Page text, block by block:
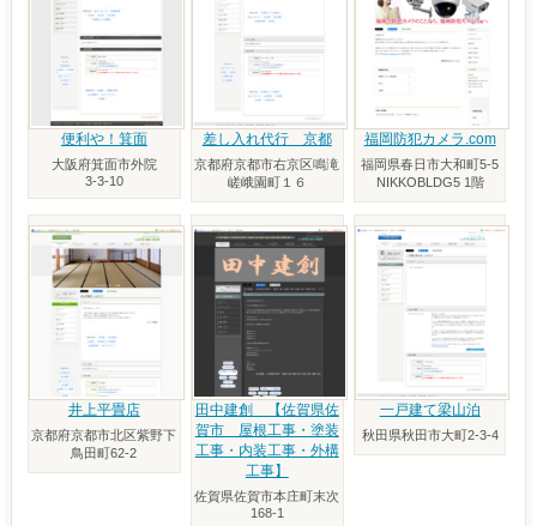
便利や！箕面
大阪府箕面市外院
3-3-10
差し入れ代行 京都
京都府京都市右京区鳴滝
嵯峨園町１６
福岡防犯カメラ.com
福岡県春日市大和町5-5
NIKKOBLDG5 1階
井上平畳店
京都府京都市北区紫野下
鳥田町62-2
田中建創 【佐賀県佐
賀市 屋根工事・塗装
工事・内装工事・外構
工事】
佐賀県佐賀市本庄町末次
168-1
一戸建て梁山泊
秋田県秋田市大町2-3-4